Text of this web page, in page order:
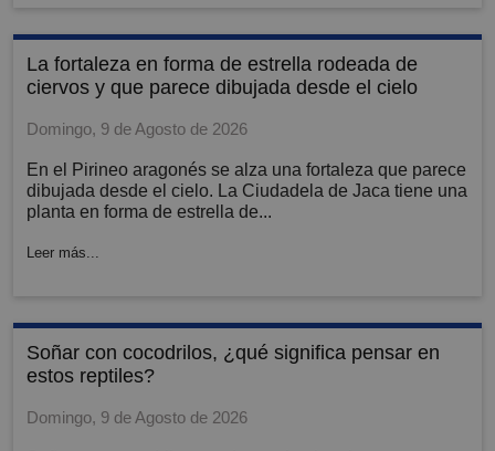
la fortaleza en forma de estrella rodeada de
ciervos y que parece dibujada desde el cielo
Domingo, 9 de Agosto de 2026
En el Pirineo aragonés se alza una fortaleza que parece
dibujada desde el cielo. La Ciudadela de Jaca tiene una
planta en forma de estrella de...
Leer más...
soñar con cocodrilos, ¿qué significa pensar en
estos reptiles?
Domingo, 9 de Agosto de 2026